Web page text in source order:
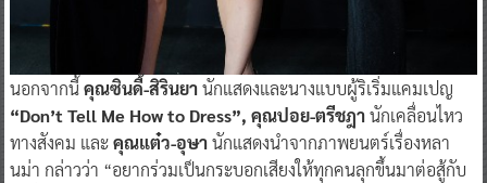
นอกจากนี้คุณซินดี้-สิรินยานักแสดงและนางแบบผู้ริเริ่มแคมเปญ
“Don’t Tell Me How to Dress”, คุณปอย-ตรีชฎานักเคลื่อนไหว
ทางสังคม และคุณแต๋ว-อุษานักแสดงนำจากภาพยนตร์เรื่องหลา
นม่า กล่าวว่า “อยากร่วมเป็นกระบอกเสียงให้ทุกคนลุกขึ้นมาต่อสู้กับ